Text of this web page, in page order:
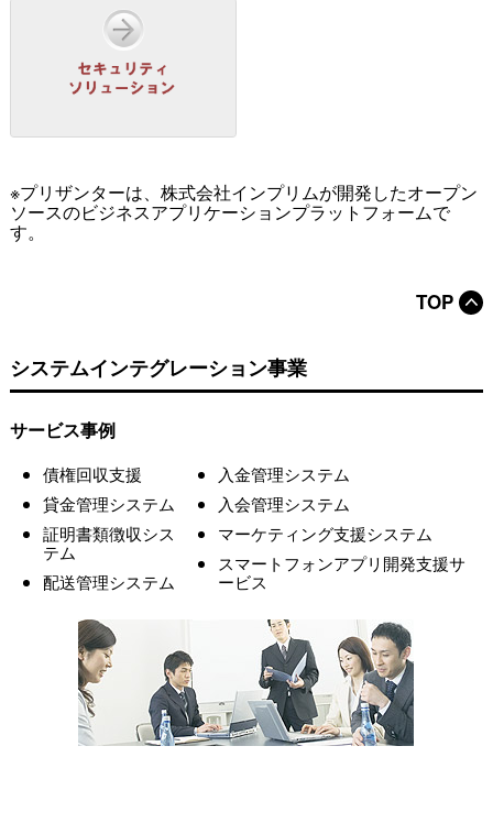
※プリザンターは、株式会社インプリムが開発したオープン
ソースのビジネスアプリケーションプラットフォームで
す。
TOP
システムインテグレーション事業
サービス事例
債権回収支援
貸金管理システム
証明書類徴収シス
テム
配送管理システム
入金管理システム
入会管理システム
マーケティング支援システム
スマートフォンアプリ開発支援サ
ービス